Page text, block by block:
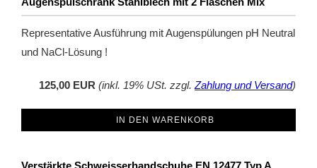
Representative Ausführung mit Augenspülungen pH Neutral
und NaCl-Lösung !
125,00 EUR (inkl. 19% USt. zzgl. Zahlung und Versand)
IN DEN WARENKORB